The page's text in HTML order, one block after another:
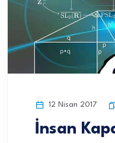
12 Nisan 2017
İnsan